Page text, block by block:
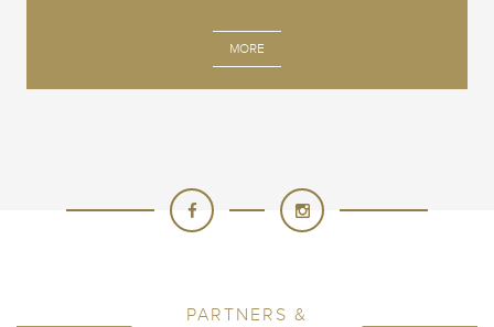
MORE
PARTNERS &